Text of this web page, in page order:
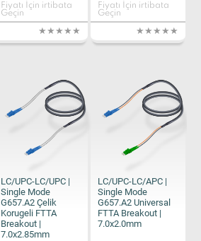
Fiyatı İçin irtibata
Geçin
Fiyatı İçin irtibata
Geçin
LC/UPC-LC/UPC |
Single Mode
G657.A2 Çelik
Korugeli FTTA
Breakout |
7.0x2.85mm
LC/UPC-LC/APC |
Single Mode
G657.A2 Universal
FTTA Breakout |
7.0x2.0mm